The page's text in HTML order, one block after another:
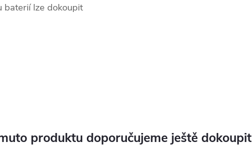
baterií lze dokoupit
produktu doporučujeme ještě dokoupit